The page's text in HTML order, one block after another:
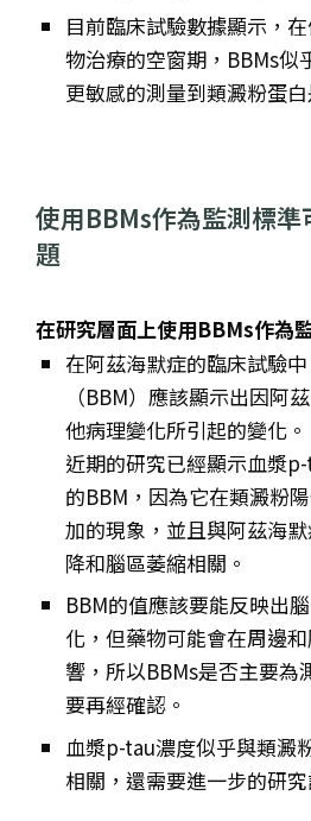
目前臨床試驗數據顯示，
物治療的空窗期，BBMs
更敏感的測量到類澱粉蛋
使用BBMs作為監測標
題
在研究層面上使用BBMs作為
在阿茲海默症的臨床試驗
（BBM）應該顯示出因阿
他病理變化所引起的變化。
近期的研究已經顯示血漿
的BBM，因為它在類澱粉
加的現象，並且與阿茲海
降和腦區萎縮相關。
BBM的值應該要能反映出
化，但藥物可能會在周邊
響，所以BBMs是否主要為
要再經確認。
血漿p-tau濃度似乎與類澱
相關，還需要進一步的研究